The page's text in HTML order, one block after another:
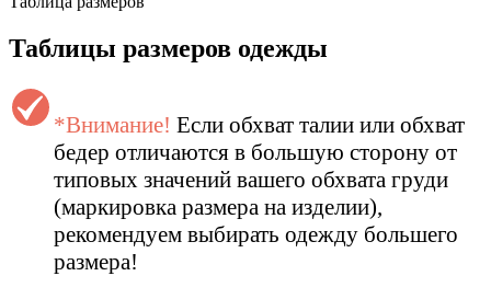
Таблицы размеров одежды
*Внимание! Если обхват талии или обхват
бедер отличаются в большую сторону от
типовых значений вашего обхвата груди
(маркировка размера на изделии),
рекомендуем выбирать одежду большего
размера!